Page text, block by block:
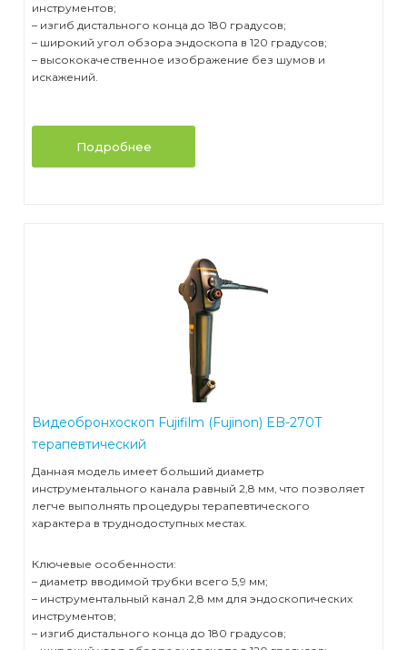
инструментов;
– изгиб дистального конца до 180 градусов;
– широкий угол обзора эндоскопа в 120 градусов;
– высококачественное изображение без шумов и
искажений.
Подробнее
Видеобронхоскоп Fujifilm (Fujinon) EB-270T
терапевтический
Данная модель имеет больший диаметр
инструментального канала равный 2,8 мм, что позволяет
легче выполнять процедуры терапевтического
характера в труднодоступных местах.
Ключевые особенности:
– диаметр вводимой трубки всего 5,9 мм;
– инструментальный канал 2,8 мм для эндоскопических
инструментов;
– изгиб дистального конца до 180 градусов;